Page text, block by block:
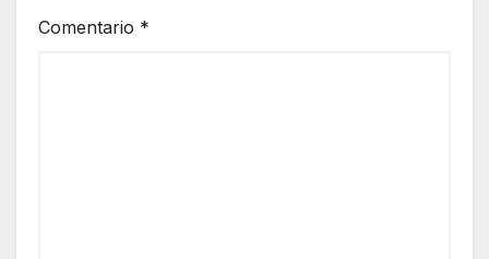
Comentario *